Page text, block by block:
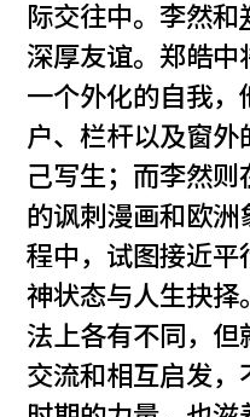
际交往中。李然和
深厚友谊。郑皓中
一个外化的自我，
户、栏杆以及窗外
己写生；而李然
的讽刺漫画和欧
程中，试图接近平
神状态与人生抉择
法上各有不同，但
交流和相互启发